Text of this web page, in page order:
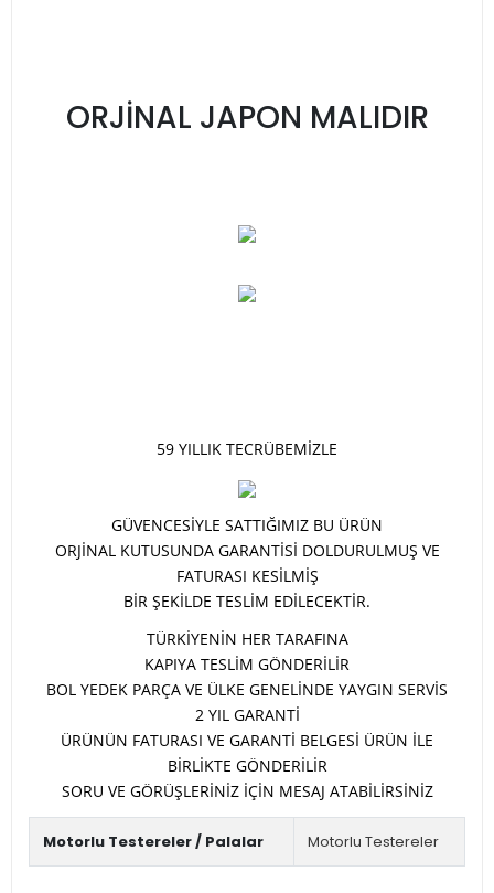
ORJİNAL JAPON MALIDIR
59 YILLIK TECRÜBEMİZLE
GÜVENCESİYLE SATTIĞIMIZ BU ÜRÜN
ORJİNAL KUTUSUNDA GARANTİSİ DOLDURULMUŞ VE
FATURASI KESİLMİŞ
BİR ŞEKİLDE TESLİM EDİLECEKTİR.
TÜRKİYENİN HER TARAFINA
KAPIYA TESLİM GÖNDERİLİR
BOL YEDEK PARÇA VE ÜLKE GENELİNDE YAYGIN SERVİS
2 YIL GARANTİ
ÜRÜNÜN FATURASI VE GARANTİ BELGESİ ÜRÜN İLE
BİRLİKTE GÖNDERİLİR
SORU VE GÖRÜŞLERİNİZ İÇİN MESAJ ATABİLİRSİNİZ
Motorlu Testereler / Palalar Motorlu Testereler